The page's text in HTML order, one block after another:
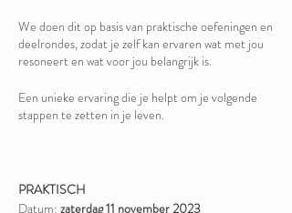
We doen dit op basis van praktische oefeningen en
deelrondes, zodat je zelf kan ervaren wat met jou
resoneert en wat voor jou belangrijk is.
Een unieke ervaring die je helpt om je volgende
stappen te zetten in je leven.
PRAKTISCH
Datum: zaterdag 11 november 2023